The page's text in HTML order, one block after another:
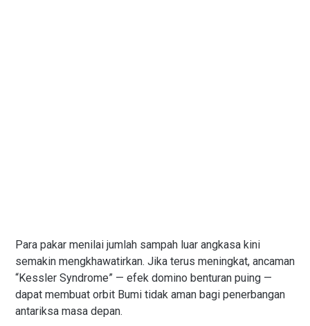
Para pakar menilai jumlah sampah luar angkasa kini
semakin mengkhawatirkan. Jika terus meningkat, ancaman
“Kessler Syndrome” — efek domino benturan puing —
dapat membuat orbit Bumi tidak aman bagi penerbangan
antariksa masa depan.